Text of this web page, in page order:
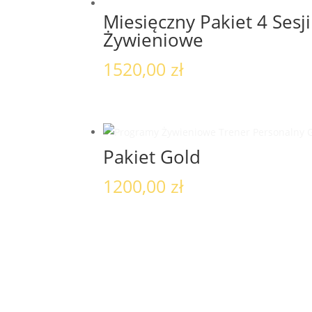
Miesięczny Pakiet 4
Żywieniowe
1520,00 zł
Pakiet Gold
1200,00 zł